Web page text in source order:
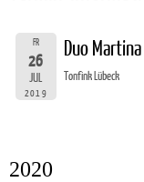
FR
26
JUL
2019
Duo
Tonfink Lübeck
2020